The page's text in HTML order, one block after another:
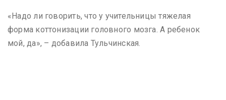
«Надо ли говорить, что у учительницы тяжелая
форма коттонизации головного мозга. А ребенок
мой, да», – добавила Тульчинская.